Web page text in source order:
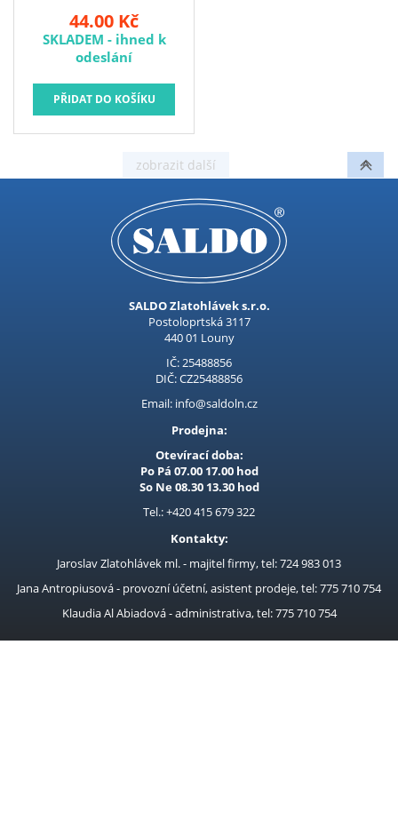
například na upevnění
polic na stěny, jejich
výhodou je snadná
montáž. rozměry: 200 x
150 mm barva: bílá
balení: 2 ks
44.00 Kč
SKLADEM - ihned k
odeslání
SALDO Zlatohlávek s.r.o.
Postoloprtská 3117
440 01 Louny
IČ: 25488856
DIČ: CZ25488856
Email: info@saldoln.cz
Prodejna:
Otevírací doba:
Po Pá 07.00 17.00 hod
So Ne 08.30 13.30 hod
Tel.: +420 415 679 322
Kontakty:
Jaroslav Zlatohlávek ml. - majitel firmy, tel: 724 983 013
Jana Antropiusová - provozní účetní, asistent prodeje, tel: 775 710 754
Klaudia Al Abiadová - administrativa, tel: 775 710 754